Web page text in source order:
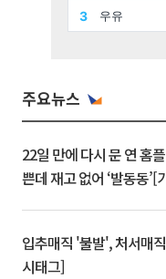
주요뉴스
22일 만에 다시 문 연 홈
쁜데 재고 없어 ‘발동동’[
입추매직 '불발', 처서매
시태그]